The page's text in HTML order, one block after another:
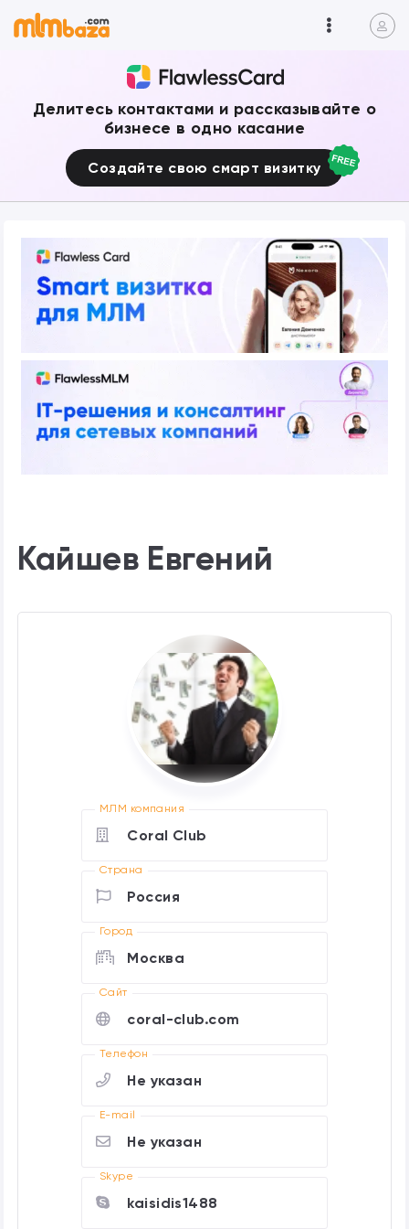
Делитесь контактами и рассказывайте о
бизнесе в одно касание
Создайте свою смарт визитку
Кайшев Евгений
МЛМ компания
Coral Club
Страна
Россия
Город
Москва
Cайт
coral-club.com
Телефон
Не указан
E-mail
Не указан
Skype
kaisidis1488